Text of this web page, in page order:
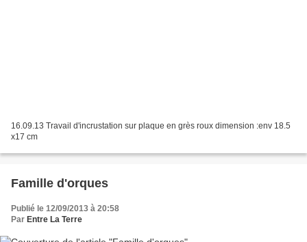
16.09.13 Travail d'incrustation sur plaque en grès roux dimension :env 18.5
x17 cm
Famille d'orques
Publié le 12/09/2013 à 20:58
Par Entre La Terre